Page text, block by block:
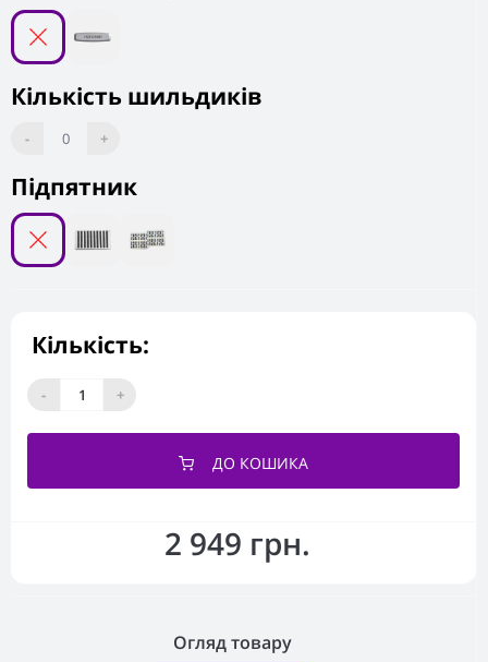
2 949 грн.
Підпятник
Кількість шильдиків
- 0 +
Кількість:
- +
ДО КОШИКА
Огляд товару